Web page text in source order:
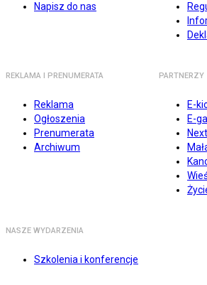
Napisz do nas
REKLAMA I PRENUMERATA
Reklama
Ogłoszenia
Prenumerata
Archiwum
PARTNERZY
E-
E-
NASZE WYDARZENIA
Szkolenia i konferencje